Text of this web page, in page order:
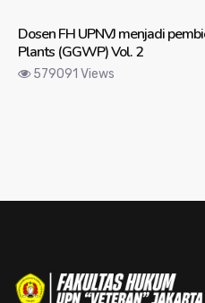
Dosen FH UPNVJ menjadi
Plants (GGWP) Vol. 2
579091 Views